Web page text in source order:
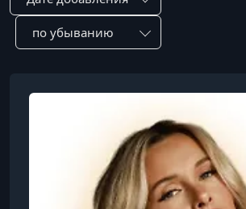
Сотировать по: